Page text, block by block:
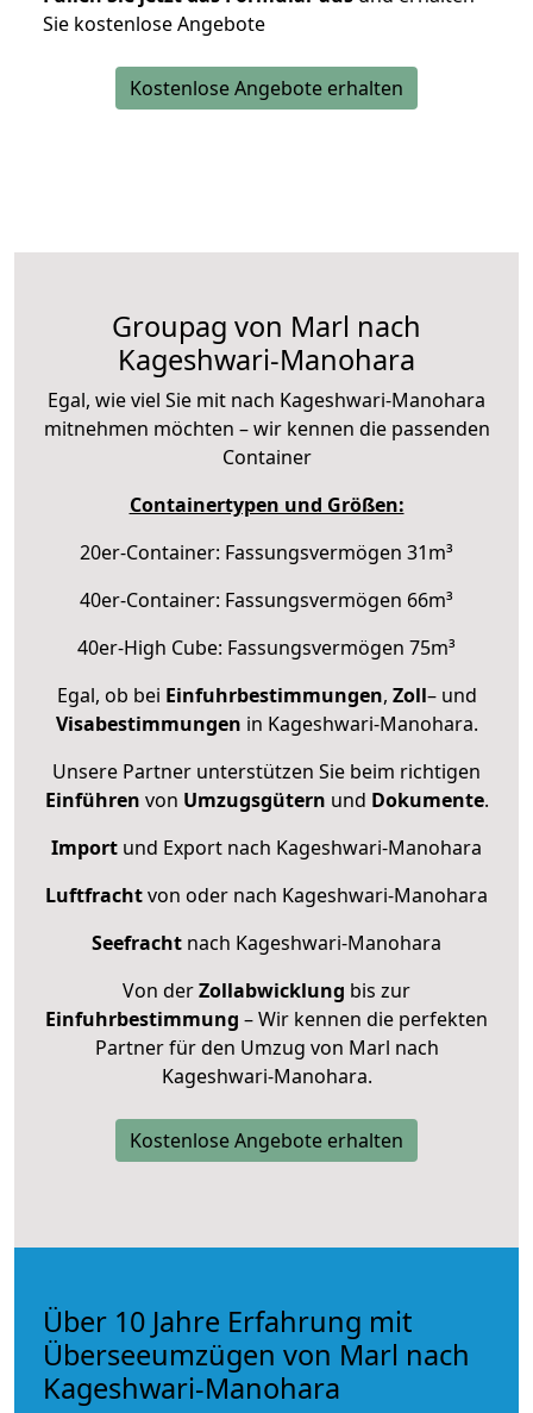
Sie kostenlose Angebote
Kostenlose Angebote erhalten
Groupag von Marl nach
Kageshwari-Manohara
Egal, wie viel Sie mit nach Kageshwari-Manohara
mitnehmen möchten – wir kennen die passenden
Container
Containertypen und Größen:
20er-Container: Fassungsvermögen 31m³
40er-Container: Fassungsvermögen 66m³
40er-High Cube: Fassungsvermögen 75m³
Egal, ob bei Einfuhrbestimmungen, Zoll– und
Visabestimmungen in Kageshwari-Manohara.
Unsere Partner unterstützen Sie beim richtigen
Einführen von Umzugsgütern und Dokumente.
Import und Export nach Kageshwari-Manohara
Luftfrachtvon oder nach Kageshwari-Manohara
Seefracht nach Kageshwari-Manohara
Von derZollabwicklung bis zur
Einfuhrbestimmung – Wir kennen die perfekten
Partner für den Umzug von Marl nach
Kageshwari-Manohara.
Kostenlose Angebote erhalten
Über 10 Jahre Erfahrung mit
Überseeumzügen von Marl nach
Kageshwari-Manohara